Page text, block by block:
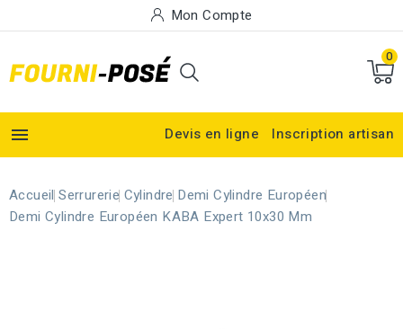
Mon Compte
0
 Devis en ligne Inscription artisan
Accueil Serrurerie Cylindre Demi Cylindre Européen
Demi Cylindre Européen KABA Expert 10x30 Mm